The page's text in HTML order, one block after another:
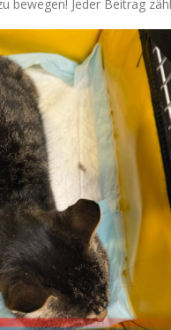
bewegen! Jeder Beitrag